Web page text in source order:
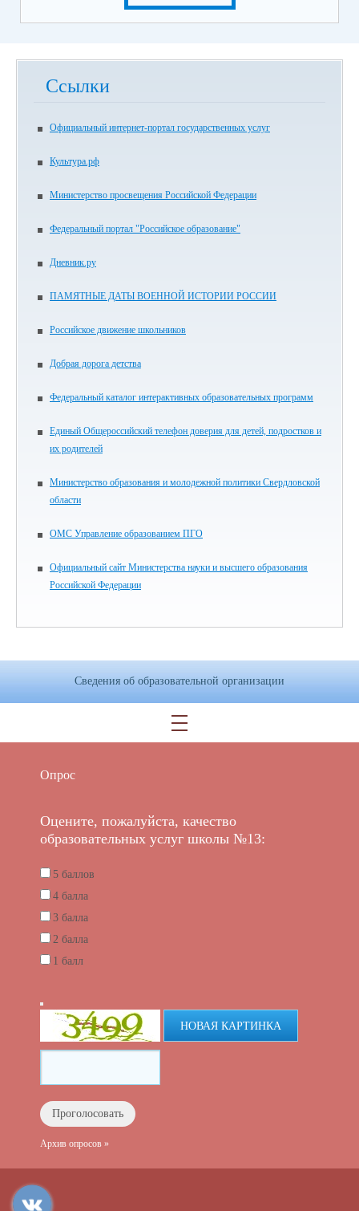
Ссылки
Официальный интернет-портал государственных услуг
Культура.рф
Министерство просвещения Российской Федерации
Федеральный портал "Российское образование"
Дневник.ру
ПАМЯТНЫЕ ДАТЫ ВОЕННОЙ ИСТОРИИ РОССИИ
Российское движение школьников
Добрая дорога детства
Федеральный каталог интерактивных образовательных программ
Единый Общероссийский телефон доверия для детей, подростков и
их родителей
Министерство образования и молодежной политики Свердловской
области
ОМС Управление образованием ПГО
Официальный сайт Министерства науки и высшего образования
Российской Федерации
Сведения об образовательной организации
Опрос
Оцените, пожалуйста, качество
образовательных услуг школы №13:
5 баллов
4 балла
3 балла
2 балла
1 балл
НОВАЯ КАРТИНКА
Архив опросов »